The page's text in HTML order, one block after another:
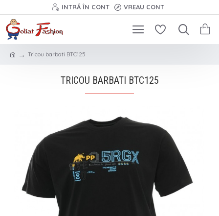
INTRĂ ÎN CONT VREAU CONT
Tricou barbati BTC125
TRICOU BARBATI BTC125